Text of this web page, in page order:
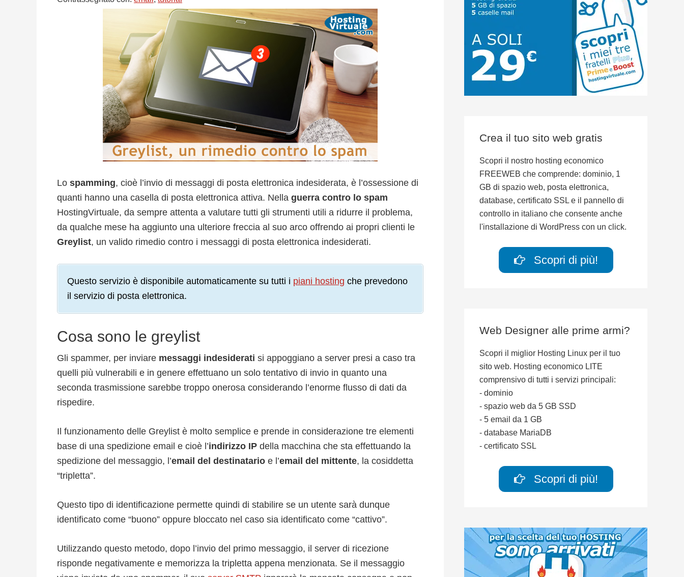
Lo spamming, cioè l’invio di messaggi di posta elettronica indesiderata, è l’ossessione di
quanti hanno una casella di posta elettronica attiva. Nella guerra contro lo spam
HostingVirtuale, da sempre attenta a valutare tutti gli strumenti utili a ridurre il problema,
da qualche mese ha aggiunto una ulteriore freccia al suo arco offrendo ai propri clienti le
Greylist, un valido rimedio contro i messaggi di posta elettronica indesiderati.
Questo servizio è disponibile automaticamente su tutti i piani hosting che prevedono
il servizio di posta elettronica.
Cosa sono le greylist
Gli spammer, per inviare messaggi indesiderati si appoggiano a server presi a caso tra
quelli più vulnerabili e in genere effettuano un solo tentativo di invio in quanto una
seconda trasmissione sarebbe troppo onerosa considerando l’enorme flusso di dati da
rispedire.
Il funzionamento delle Greylist è molto semplice e prende in considerazione tre elementi
base di una spedizione email e cioè l’indirizzo IP della macchina che sta effettuando la
spedizione del messaggio, l’email del destinatario e l’email del mittente, la cosiddetta
“tripletta”.
Questo tipo di identificazione permette quindi di stabilire se un utente sarà dunque
identificato come “buono” oppure bloccato nel caso sia identificato come “cattivo”.
Utilizzando questo metodo, dopo l’invio del primo messaggio, il server di ricezione
risponde negativamente e memorizza la tripletta appena menzionata. Se il messaggio
Crea il tuo sito web gratis
Scopri il nostro hosting economico
FREEWEB che comprende: dominio, 1
GB di spazio web, posta elettronica,
database, certificato SSL e il pannello di
controllo in italiano che consente anche
l'installazione di WordPress con un click.
Scopri di più!
Web Designer alle prime armi?
Scopri il miglior Hosting Linux per il tuo
sito web. Hosting economico LITE
comprensivo di tutti i servizi principali:
- dominio
- spazio web da 5 GB SSD
- 5 email da 1 GB
- database MariaDB
- certificato SSL
Scopri di più!